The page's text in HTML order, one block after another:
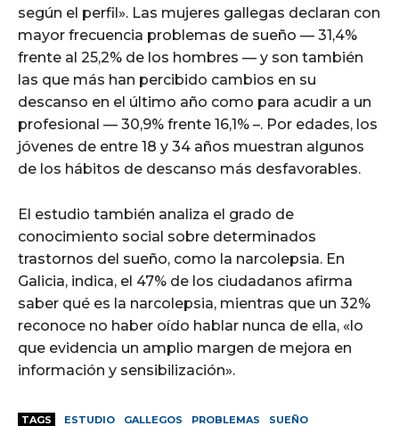
según el perfil». Las mujeres gallegas declaran con
mayor frecuencia problemas de sueño — 31,4%
frente al 25,2% de los hombres — y son también
las que más han percibido cambios en su
descanso en el último año como para acudir a un
profesional — 30,9% frente 16,1% –. Por edades, los
jóvenes de entre 18 y 34 años muestran algunos
de los hábitos de descanso más desfavorables.
El estudio también analiza el grado de
conocimiento social sobre determinados
trastornos del sueño, como la narcolepsia. En
Galicia, indica, el 47% de los ciudadanos afirma
saber qué es la narcolepsia, mientras que un 32%
reconoce no haber oído hablar nunca de ella, «lo
que evidencia un amplio margen de mejora en
información y sensibilización».
TAGS ESTUDIO GALLEGOS PROBLEMAS SUEÑO